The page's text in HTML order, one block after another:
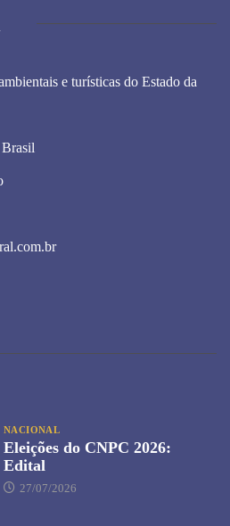
e turísticas do Estado da
NACIONAL
Eleições do CNPC 2026:
Edital
27/07/2026